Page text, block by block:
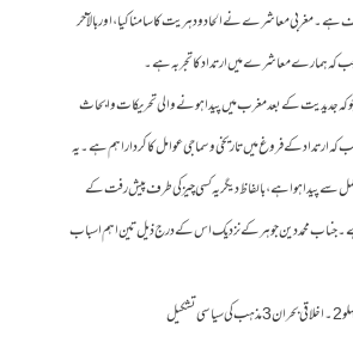
ہے۔ مغربی معاشرے نے الحاد و دہریت کا سامنا کیا، اور بالآخر
ہمارے معاشرے میں ارتداد کا تجربہ ہے۔
کہ جدیدیت کے بعد مغرب میں پیدا ہونے والی تحریکات و ابحاث
کہ ارتداد کے فروغ میں تاریخی و سماجی عوامل کا کردار اہم ہے۔ یہ
سے پیدا ہو ا ہے، بالفاظ دیگر یہ کسی چیز کی طرف پیش رفت کے
ہے۔ جناب محمد دین جوہر کے نزدیک اس کے درج ذیل تین اہم اسباب